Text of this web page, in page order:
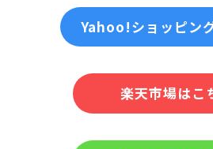
Yahoo!ショッピン
楽天市場はこ